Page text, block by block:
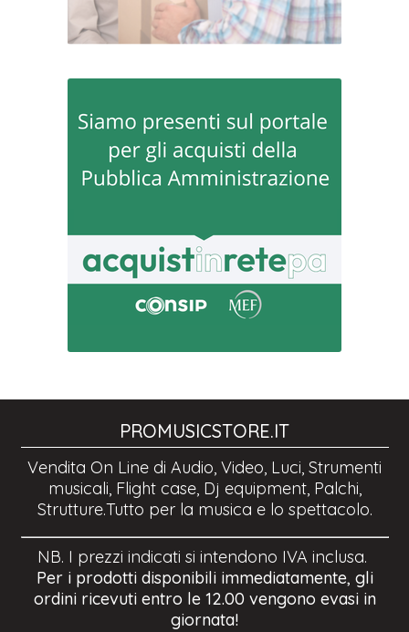
PROMUSICSTORE.IT
Vendita On Line di Audio, Video, Luci, Strumenti
musicali, Flight case, Dj equipment, Palchi,
Strutture.Tutto per la musica e lo spettacolo.
NB. I prezzi indicati si intendono IVA inclusa.
Per i prodotti disponibili immediatamente, gli
ordini ricevuti entro le 12.00 vengono evasi in
giornata!